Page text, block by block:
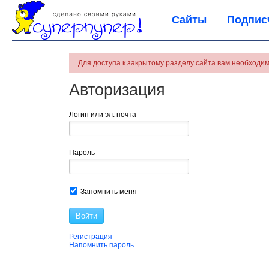
Сайты
Для доступа к закрытому разделу сайта вам
Авторизация
Логин или эл. почта
Пароль
Запомнить меня
Войти
Регистрация
Напомнить пароль